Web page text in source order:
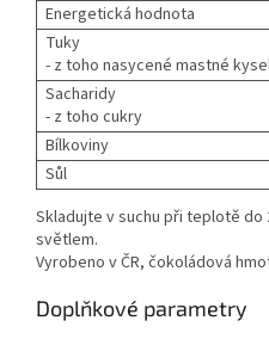
Energetická hodnota
Tuky
- z toho nasycené mastné
Sacharidy
- z toho cukry
Bílkoviny
Sůl
Skladujte v suchu při teplotě do
světlem.
Vyrobeno v ČR, čokoládová
Doplňkové parametry